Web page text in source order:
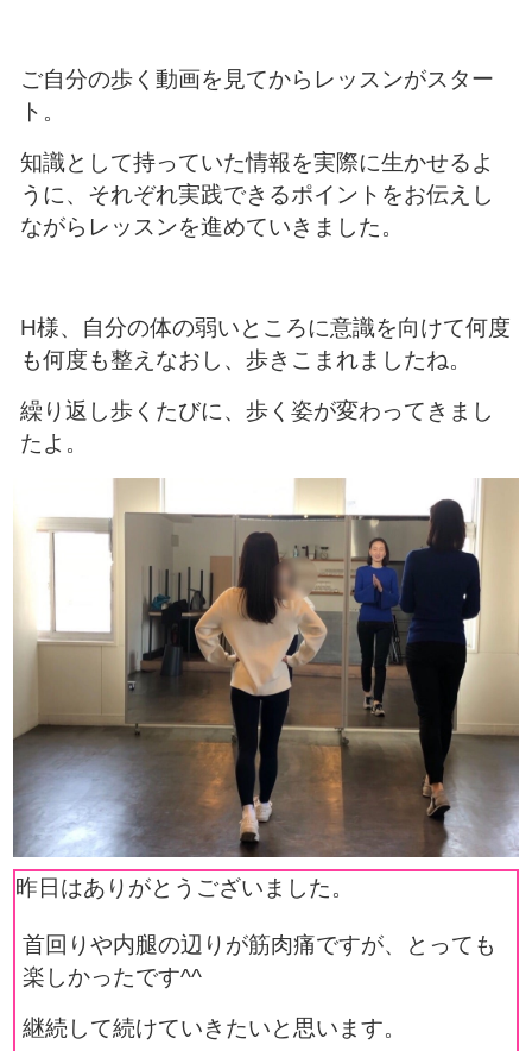
ご自分の歩く動画を見てからレッスンがスター
ト。
知識として持っていた情報を実際に生かせるよ
うに、それぞれ実践できるポイントをお伝えし
ながらレッスンを進めていきました。
H様、自分の体の弱いところに意識を向けて何度
も何度も整えなおし、歩きこまれましたね。
繰り返し歩くたびに、歩く姿が変わってきまし
たよ。
昨日はありがとうございました。
首回りや内腿の辺りが筋肉痛ですが、とっても
楽しかったです^^
継続して続けていきたいと思います。